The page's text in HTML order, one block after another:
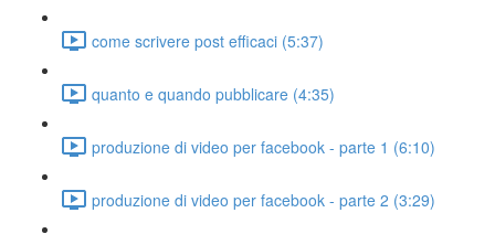
come scrivere post efficaci (5:37)
quanto e quando pubblicare (4:35)
produzione di video per facebook - parte 1 (6:10)
produzione di video per facebook - parte 2 (3:29)